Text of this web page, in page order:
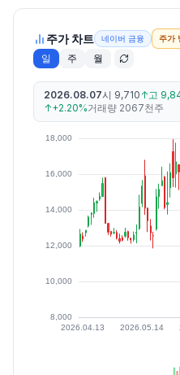
주가 차트 네이버 금융 주가
일 주 월
2026.08.07시 9,710 ↑고
↑+2.20%거래량 2067천주